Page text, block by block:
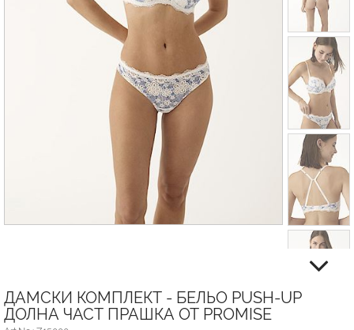
ДАМСКИ КОМПЛЕКТ - БЕЛЬО PUSH-UP
ДОЛНА ЧАСТ ПРАШКА ОТ PROMISE